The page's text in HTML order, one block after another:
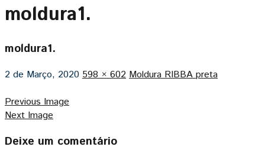
moldura1.
moldura1.
2 de Março, 2020 598 × 602 Moldura RIBBA preta
Previous Image
Next Image
Deixe um comentário